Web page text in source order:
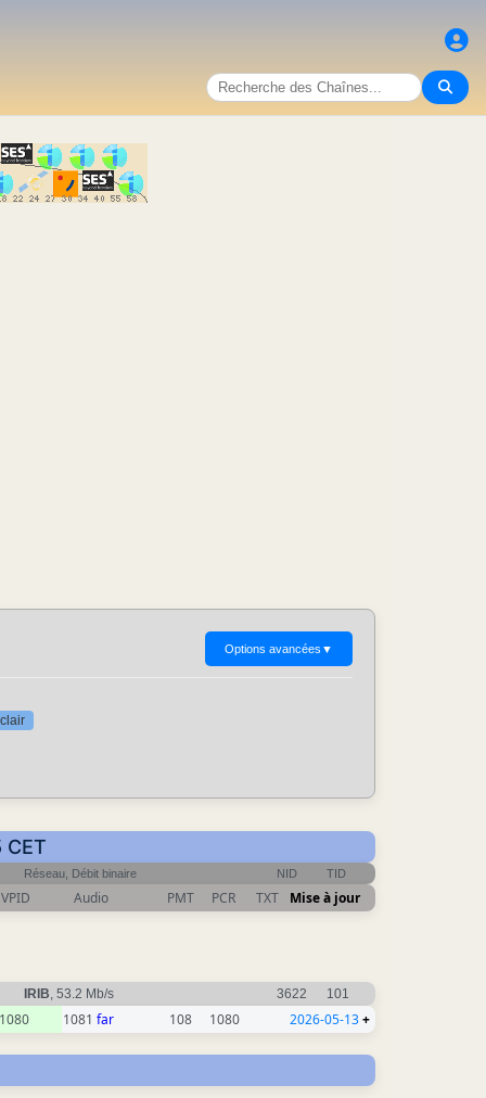
Options avancées ▼
Réseau, Débit binaire NID TID
VPID Audio PMT PCR TXT Mise à jour
IRIB, 53.2 Mb/s 3622 101
1080 1081 far 108 1080 2026-05-13+